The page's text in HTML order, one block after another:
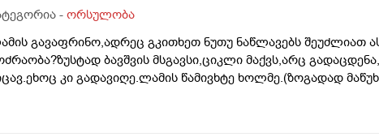
- ორსულობა
გავაფრინო,ადრეც გკითხეთ ნუთუ ნაწლავებს შეუძლიათ
ბავშვის მსგავსი,ციკლი მაქვს,არც
კი გადავიღე.ლამის წამივხტე ხოლმე.(ზოგადად